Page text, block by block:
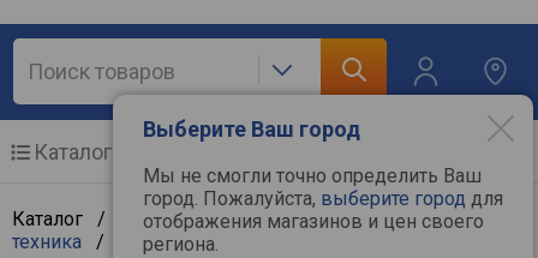
Выберите Ваш город
Мы не смогли точно определить Ваш
город. Пожалуйста, выберите город для
отображения магазинов и цен своего
региона.
Каталог
Каталог / Крупная бытовая техника/Встраиваемая
техника / Варочные поверхности